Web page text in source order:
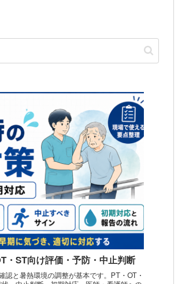
・ST向け評価・予防・中止判断
認と暑熱環境の調整が基本です。PT・OT・